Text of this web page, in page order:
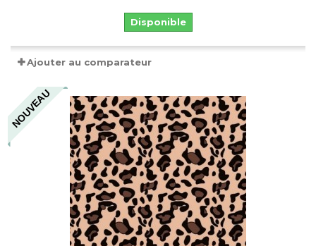
Disponible
Ajouter au comparateur
NOUVEAU